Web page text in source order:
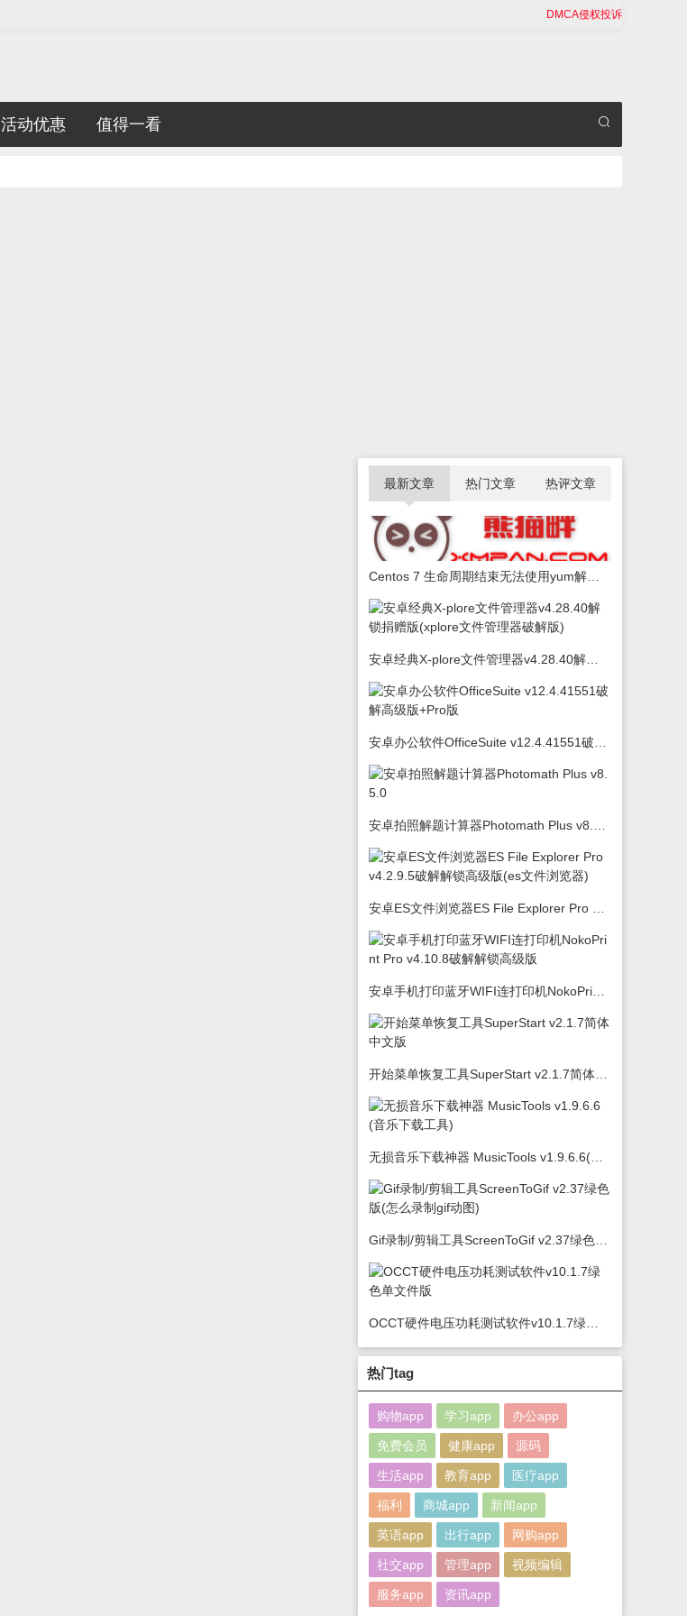
DMCA侵权投诉
活动优惠 值得一看
最新文章 热门文章 热评文章
热门tag
购物app 学习app 办公app
免费会员 健康app 源码
生活app 教育app 医疗app
福利 商城app 新闻app
英语app 出行app 网购app
社交app 管理app 视频编辑
服务app 资讯app